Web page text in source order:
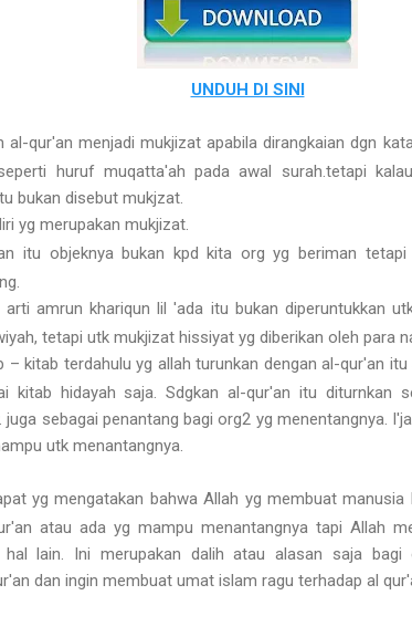
UNDUH DI SINI
al-qur'an menjadi mukjizat apabila dirangkaian dgn
huruf muqatta'ah pada awal surah.tetapi
bukan disebut mukjzat.
yg merupakan mukjizat.
itu objeknya bukan kpd kita org yg beriman
amrun khariqun lil 'ada itu bukan diperuntukkan
tetapi utk mukjizat hissiyat yg diberikan oleh para
– kitab terdahulu yg allah turunkan dengan al-qur'an
kitab hidayah saja. Sdgkan al-qur'an itu diturnkan
juga sebagai penantang bagi org2 yg menentangnya.
utk menantangnya.
yg mengatakan bahwa Allah yg membuat
atau ada yg mampu menantangnya tapi Allah
hal lain. Ini merupakan dalih atau alasan saja
dan ingin membuat umat islam ragu terhadap al